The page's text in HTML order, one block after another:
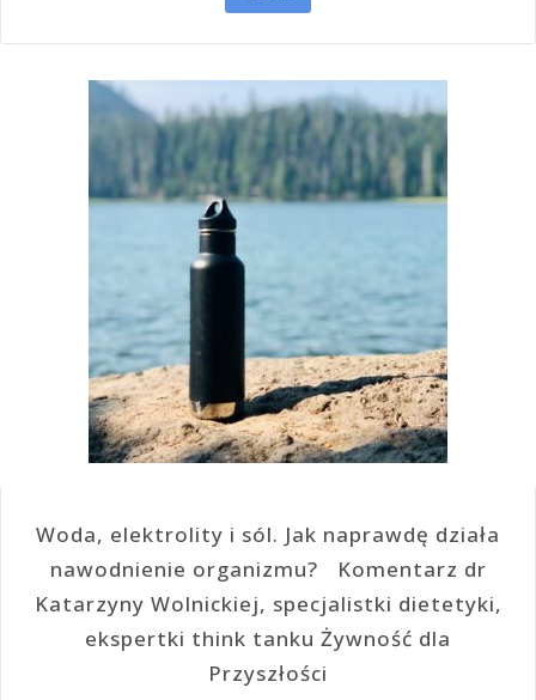
Woda, elektrolity i sól. Jak naprawdę działa
nawodnienie organizmu? Komentarz dr
Katarzyny Wolnickiej, specjalistki dietetyki,
ekspertki think tanku Żywność dla
Przyszłości